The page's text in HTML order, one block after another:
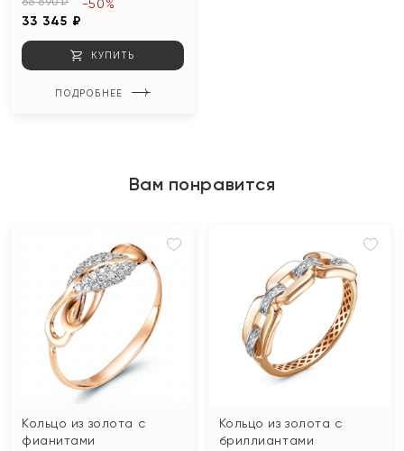
33 345 ₽
-50%
КУПИТЬ
ПОДРОБНЕЕ
Вам понравится
Кольцо из золота с
фианитами
Кольцо из золота с
бриллиантами